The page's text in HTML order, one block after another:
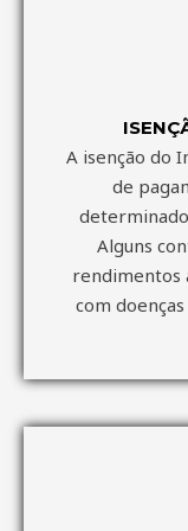
A isenção do
de
Alguns
rendimentos
com